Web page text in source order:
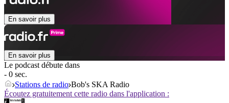
En savoir plus
En savoir plus
Le podcast débute dans
- 0 sec.
Stations de radio Bob's SKA Radio
Écoutez gratuitement cette radio dans l'application :